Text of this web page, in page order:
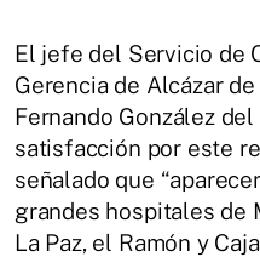
El jefe del Servicio de
Gerencia de Alcázar
Fernando González
satisfacción por este
señalado que
grandes hospitales de
La Paz, el Ramón y